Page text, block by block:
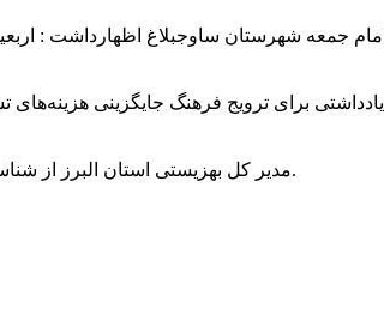
یادداشتی برای ترویج فرهنگ جایگزینی
مدیر کل بهزیستی استان البرز از شناسایی ۲ هزار و ۴۰۰ کودک دارای اختلالات بینایی در این استان خبر داد.